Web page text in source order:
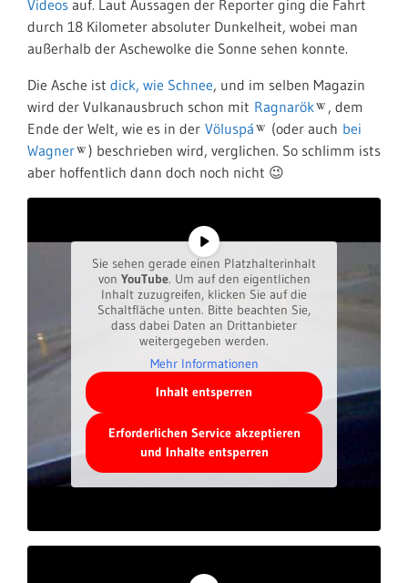
Videos auf. Laut Aussagen der Reporter ging die Fahrt
durch 18 Kilometer absoluter Dunkelheit, wobei man
außerhalb der Aschewolke die Sonne sehen konnte.
Die Asche ist dick, wie Schnee, und im selben Magazin
wird der Vulkanausbruch schon mit Ragnarök
, dem
Ende der Welt, wie es in der Völuspá (oder auch bei
Wagner
) beschrieben wird, verglichen. So schlimm ists
aber hoffentlich dann doch noch nicht 😉
Sie sehen gerade einen Platzhalterinhalt
von YouTube. Um auf den eigentlichen
Inhalt zuzugreifen, klicken Sie auf die
Schaltfläche unten. Bitte beachten Sie,
dass dabei Daten an Drittanbieter
weitergegeben werden.
Mehr Informationen
Inhalt entsperren
Erforderlichen Service akzeptieren
und Inhalte entsperren